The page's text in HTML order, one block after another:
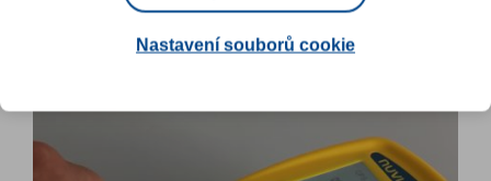
SOUVISEJÍCÍ PRODUKTY
Nastavení souborů cookie